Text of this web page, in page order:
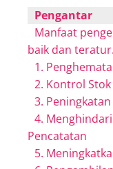
Pengantar
Manfaat
baik dan teratur.
1.
2. Kontrol
3.
4.
Pencatatan
5.